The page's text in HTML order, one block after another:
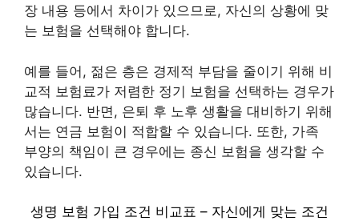
장 내용 등에서 차이가 있으므로, 자신의 상황에 맞
는 보험을 선택해야 합니다.
예를 들어, 젊은 층은 경제적 부담을 줄이기 위해 비
교적 보험료가 저렴한 정기 보험을 선택하는 경우가
많습니다. 반면, 은퇴 후 노후 생활을 대비하기 위해
서는 연금 보험이 적합할 수 있습니다. 또한, 가족
부양의 책임이 큰 경우에는 종신 보험을 생각할 수
있습니다.
생명 보험 가입 조건 비교표 – 자신에게 맞는 조건